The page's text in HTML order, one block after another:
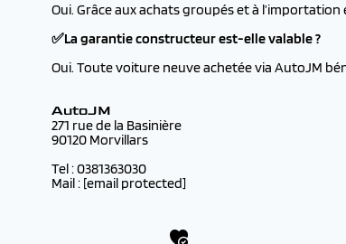
Oui. Grâce aux achats groupés et à
✅La garantie constructeur est-elle valable ?
Oui. Toute voiture neuve achetée via AutoJM
AutoJM
271 rue de la Basinière
90120 Morvillars
Tel : 0381363030
Mail : [email protected]